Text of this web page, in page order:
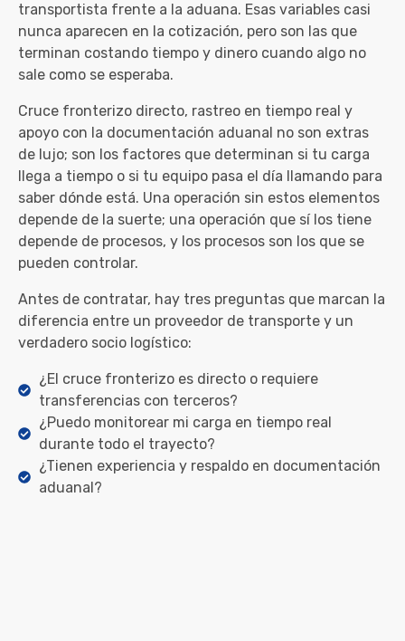
transportista frente a la aduana. Esas variables casi
nunca aparecen en la cotización, pero son las que
terminan costando tiempo y dinero cuando algo no
sale como se esperaba.
Cruce fronterizo directo, rastreo en tiempo real y
apoyo con la documentación aduanal no son extras
de lujo; son los factores que determinan si tu carga
llega a tiempo o si tu equipo pasa el día llamando para
saber dónde está. Una operación sin estos elementos
depende de la suerte; una operación que sí los tiene
depende de procesos, y los procesos son los que se
pueden controlar.
Antes de contratar, hay tres preguntas que marcan la
diferencia entre un proveedor de transporte y un
verdadero socio logístico:
¿El cruce fronterizo es directo o requiere
transferencias con terceros?
¿Puedo monitorear mi carga en tiempo real
durante todo el trayecto?
¿Tienen experiencia y respaldo en documentación
aduanal?